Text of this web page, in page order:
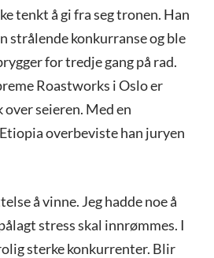
tenkt å gi fra seg tronen. Han
strålende konkurranse og ble
for tredje gang på rad.
Roastworks i Oslo er
seieren. Med en
overbeviste han juryen
å vinne. Jeg hadde noe å
stress skal innrømmes. I
sterke konkurrenter. Blir